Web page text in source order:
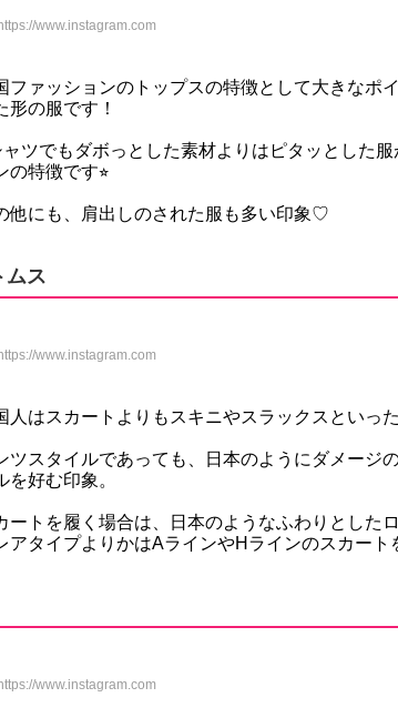
https://www.instagram.com
ファッションのトップスの特徴として大きなポ
形の服です！
ツでもダボっとした素材よりはピタッとした
の特徴です⭐︎
他にも、肩出しのされた服も多い印象♡
ムス
https://www.instagram.com
人はスカートよりもスキニやスラックスといっ
ツスタイルであっても、日本のようにダメージ
を好む印象。
ートを履く場合は、日本のようなふわりとした
アタイプよりかはAラインやHラインのスカート
https://www.instagram.com